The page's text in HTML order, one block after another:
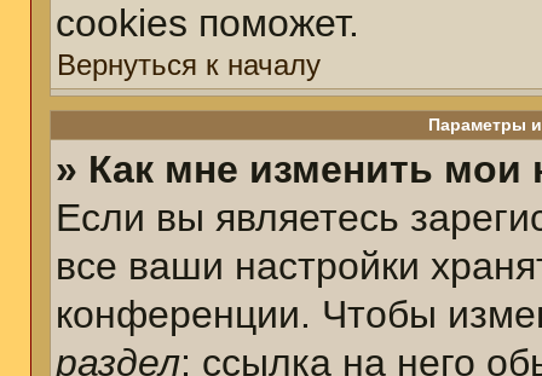
cookies поможет.
Вернуться к началу
Параметры
» Как мне изменить мои
Если вы являетесь
все ваши настройки
конференции. Чтобы
раздел; ссылка на него